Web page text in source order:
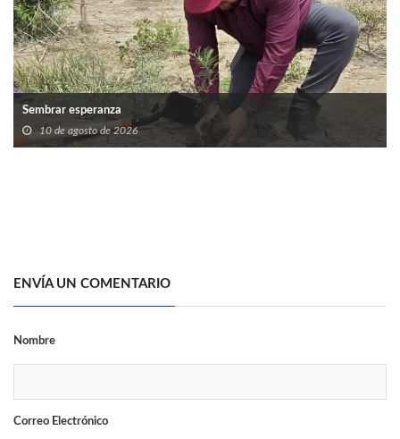
Sembrar esperanza
10 de agosto de 2026
ENVÍA UN COMENTARIO
Nombre
Correo Electrónico